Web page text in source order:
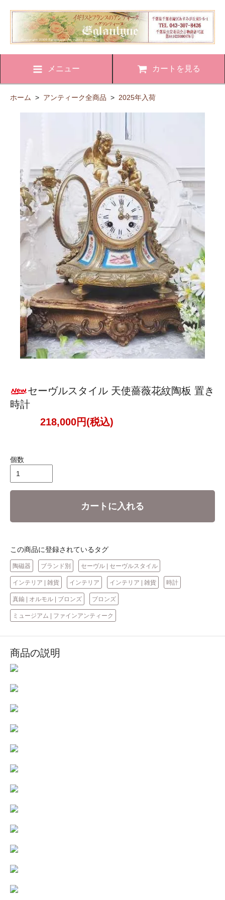
メニュー カートを見る
ホーム > アンティーク全商品 > 2025年入荷
セーヴルスタイル 天使薔薇花紋陶板 置き
時計
218,000円(税込)
個数
カートに入れる
この商品に登録されているタグ
陶磁器 ブランド別 セーヴル | セーヴルスタイル
インテリア | 雑貨 インテリア インテリア | 雑貨 時計
真鍮 | オルモル | ブロンズ ブロンズ
ミュージアム | ファインアンティーク
商品の説明